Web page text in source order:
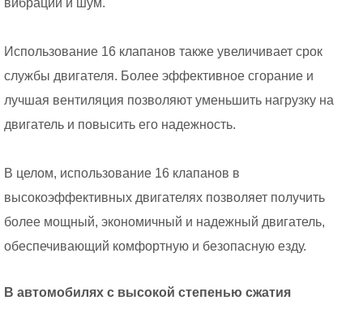
вибрации и шум.
Использование 16 клапанов также увеличивает срок
службы двигателя. Более эффективное сгорание и
лучшая вентиляция позволяют уменьшить нагрузку на
двигатель и повысить его надежность.
В целом, использование 16 клапанов в
высокоэффективных двигателях позволяет получить
более мощный, экономичный и надежный двигатель,
обеспечивающий комфортную и безопасную езду.
В автомобилях с высокой степенью сжатия